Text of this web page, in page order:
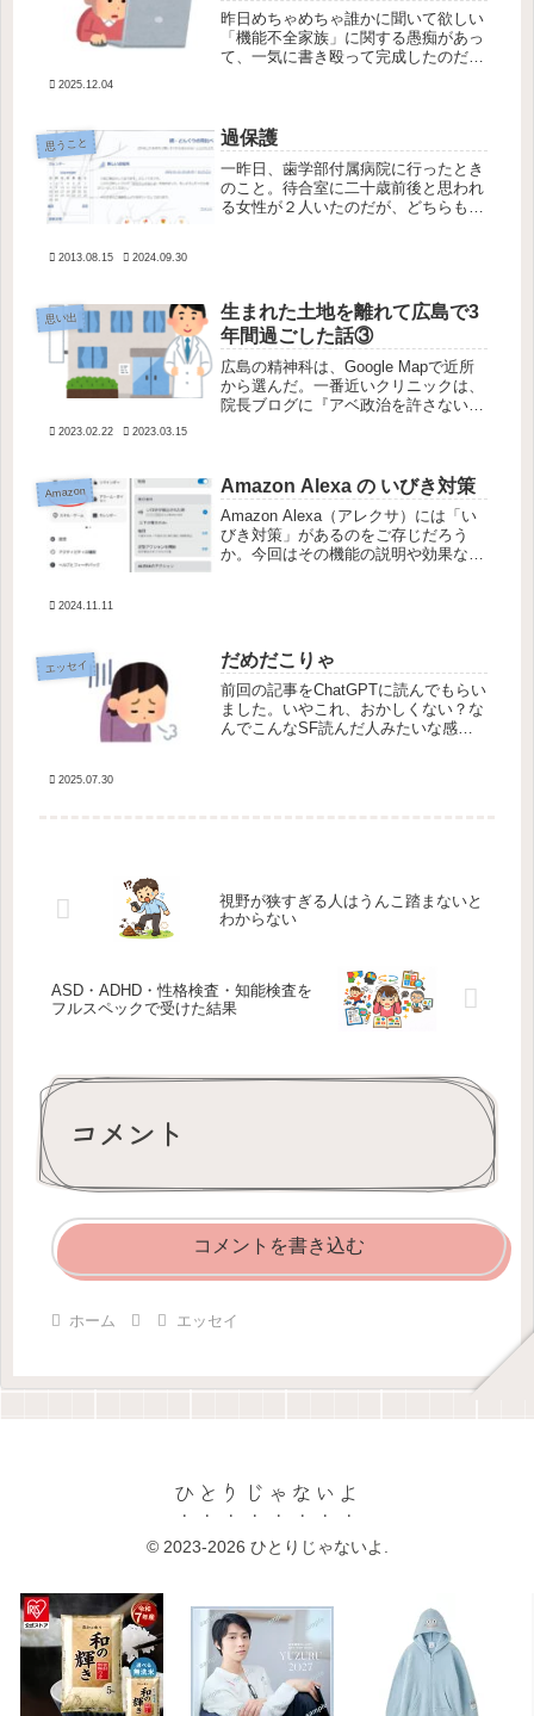
昨日めちゃめちゃ誰かに聞いて欲しい
「機能不全家族」に関する愚痴があっ
て、一気に書き殴って完成したのだけ
かったと思う。モヤモヤした気持ちを
言...
2025.12.04
思うこと 過保護
一昨日、歯学部付属病院に行ったとき
のこと。待合室に二十歳前後と思われ
る女性が２人いたのだが、どちらも母
と...
2013.08.15 2024.09.30
思い出
生まれた土地を離れて広島で3
年間過ごした話③
広島の精神科は、Google Mapで近所
から選んだ。一番近いクリニックは、
院長ブログに『アベ政治を許さない』
紹介状を渡したが、重ねて看護...
2023.02.22 2023.03.15
Amazon Amazon Alexa の いびき対策
Amazon Alexa（アレクサ）には「い
びき対策」があるのをご存じだろう
か。今回はその機能の説明や効果など
2024.11.11
エッセイ だめだこりゃ
前回の記事をChatGPTに読んでもらい
ました。いやこれ、おかしくない？な
んでこんなSF読んだ人みたいな感想
2025.07.30
視野が狭すぎる人はうんこ踏まないと
わからない
ASD・ADHD・性格検査・知能検査を
フルスペックで受けた結果
コメント
コメントを書き込む
ホーム エッセイ
ひとりじゃないよ
© 2023-2026 ひとりじゃないよ.